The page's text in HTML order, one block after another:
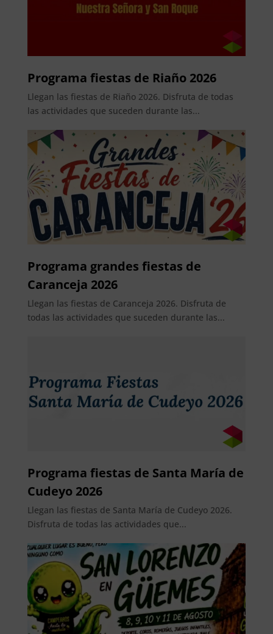
Programa fiestas de Riaño 2026
Llegan las fiestas de Riaño 2026. Disfruta de todas
las actividades que suceden durante las...
Programa grandes fiestas de
Caranceja 2026
Llegan las fiestas de Caranceja 2026. Disfruta de
todas las actividades que suceden durante las...
Programa fiestas de Santa María de
Cudeyo 2026
Llegan las fiestas de Santa María de Cudeyo 2026.
Disfruta de todas las actividades que...